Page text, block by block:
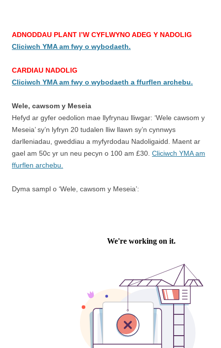
ADNODDAU PLANT I’W CYFLWYNO ADEG Y NADOLIG
Cliciwch YMA am fwy o wybodaeth.
CARDIAU NADOLIG
Cliciwch YMA am fwy o wybodaeth a ffurflen archebu.
Wele, cawsom y Meseia
Hefyd ar gyfer oedolion mae llyfrynau lliwgar: ‘Wele cawsom y
Meseia’ sy’n lyfryn 20 tudalen lliw llawn sy’n cynnwys
darlleniadau, gweddiau a myfyrdodau Nadoligaidd. Maent ar
gael am 50c yr un neu pecyn o 100 am £30. Cliciwch YMA am
ffurflen archebu.
Dyma sampl o ‘Wele, cawsom y Meseia’: